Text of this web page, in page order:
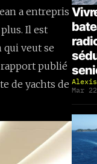
a entrepris
Il est
qui veut se
rapport publié
de yachts de Mar